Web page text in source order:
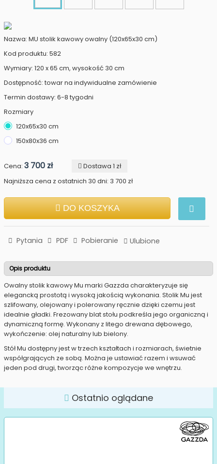
Nazwa: MU stolik kawowy owalny (120x65x30 cm)
Kod produktu: 582
Wymiary: 120 x 65 cm, wysokość 30 cm
Dostępność: towar na indywidualne zamówienie
Termin dostawy: 6-8 tygodni
Rozmiary
120x65x30 cm
150x80x36 cm
Cena: 3 700 zł
Dostawa 1 zł
Najniższa cena z ostatnich 30 dni: 3 700 zł
DO KOSZYKA
Pytania PDF Pobieranie Ulubione
Opis produktu
Owalny stolik kawowy Mu marki Gazzda charakteryzuje się
elegancką prostotą i wysoką jakością wykonania. Stolik Mu jest
szlifowany, olejowany i polerowany ręcznie dzięki czemu jest
idealnie gładki. Frezowany blat stołu podkreśla jego organiczną i
dynamiczną formę. Wykonany z litego drewana dębowego,
wykończenie: olej naturalny lub bielony.
Stół Mu dostępny jest w trzech kształtach i rozmiarach, świetnie
współgrających ze sobą. Można je ustawiać razem i wsuwać
jeden pod drugi, tworząc różne kompozycje we wnętrzu.
Ostatnio oglądane